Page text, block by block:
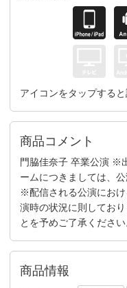
アイコンをタップすると
商品コメント
門脇佳奈子 卒業公演 ※
ームにつきましては、
※配信される公演にお
演時の状況に則してお
とを予めご了承ください
商品情報